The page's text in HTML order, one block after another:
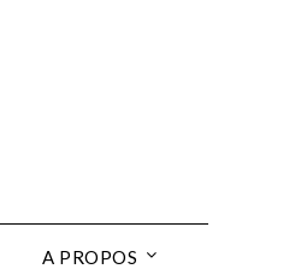
A PROPOS